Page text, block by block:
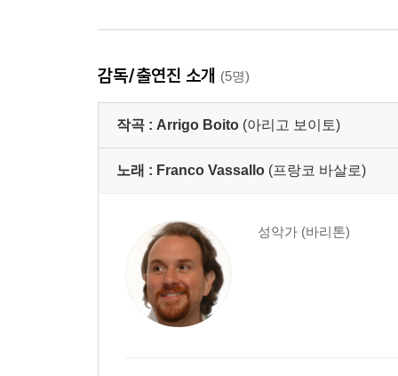
감독/출연진 소개 (5명)
작곡 : Arrigo Boito (아리고 보이토)
노래 : Franco Vassallo (프랑코 바살로)
성악가 (바리톤)